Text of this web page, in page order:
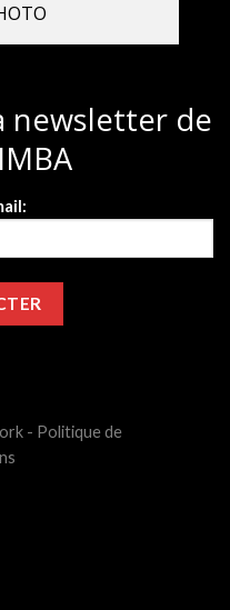
newsletter de
- Politique de